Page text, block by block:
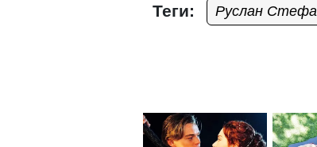
Теги: Руслан